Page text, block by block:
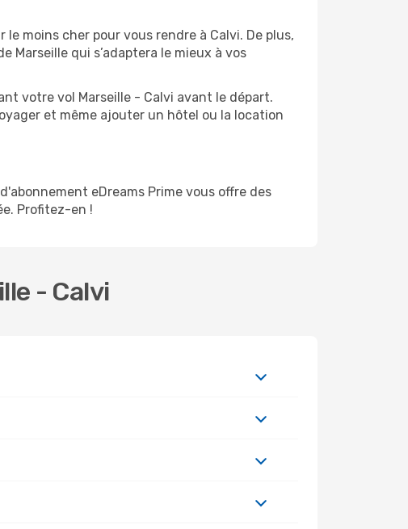
moins cher pour vous rendre à Calvi. De plus,
Marseille qui s’adaptera le mieux à vos
votre vol Marseille - Calvi avant le départ.
et même ajouter un hôtel ou la location
eDreams Prime vous offre des
Profitez-en !
- Calvi